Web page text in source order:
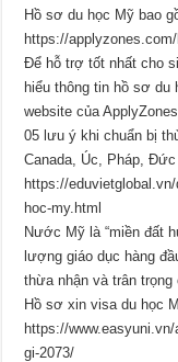
Hồ sơ du học Mỹ bao
https://
Để hỗ trợ tốt nhất cho
hiểu thông tin hồ sơ
website của
05 lưu ý khi chuẩn bị
Canada, Úc, Pháp,
https://
hoc-my.html
Nước Mỹ là “miền đất
lượng giáo dục hàng
thừa nhận và trân
Hồ sơ xin visa du học
https://
gi-2073/